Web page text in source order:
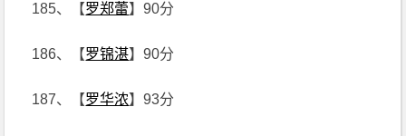
185、【罗郑蕾】90分
186、【罗锦湛】90分
187、【罗华浓】93分